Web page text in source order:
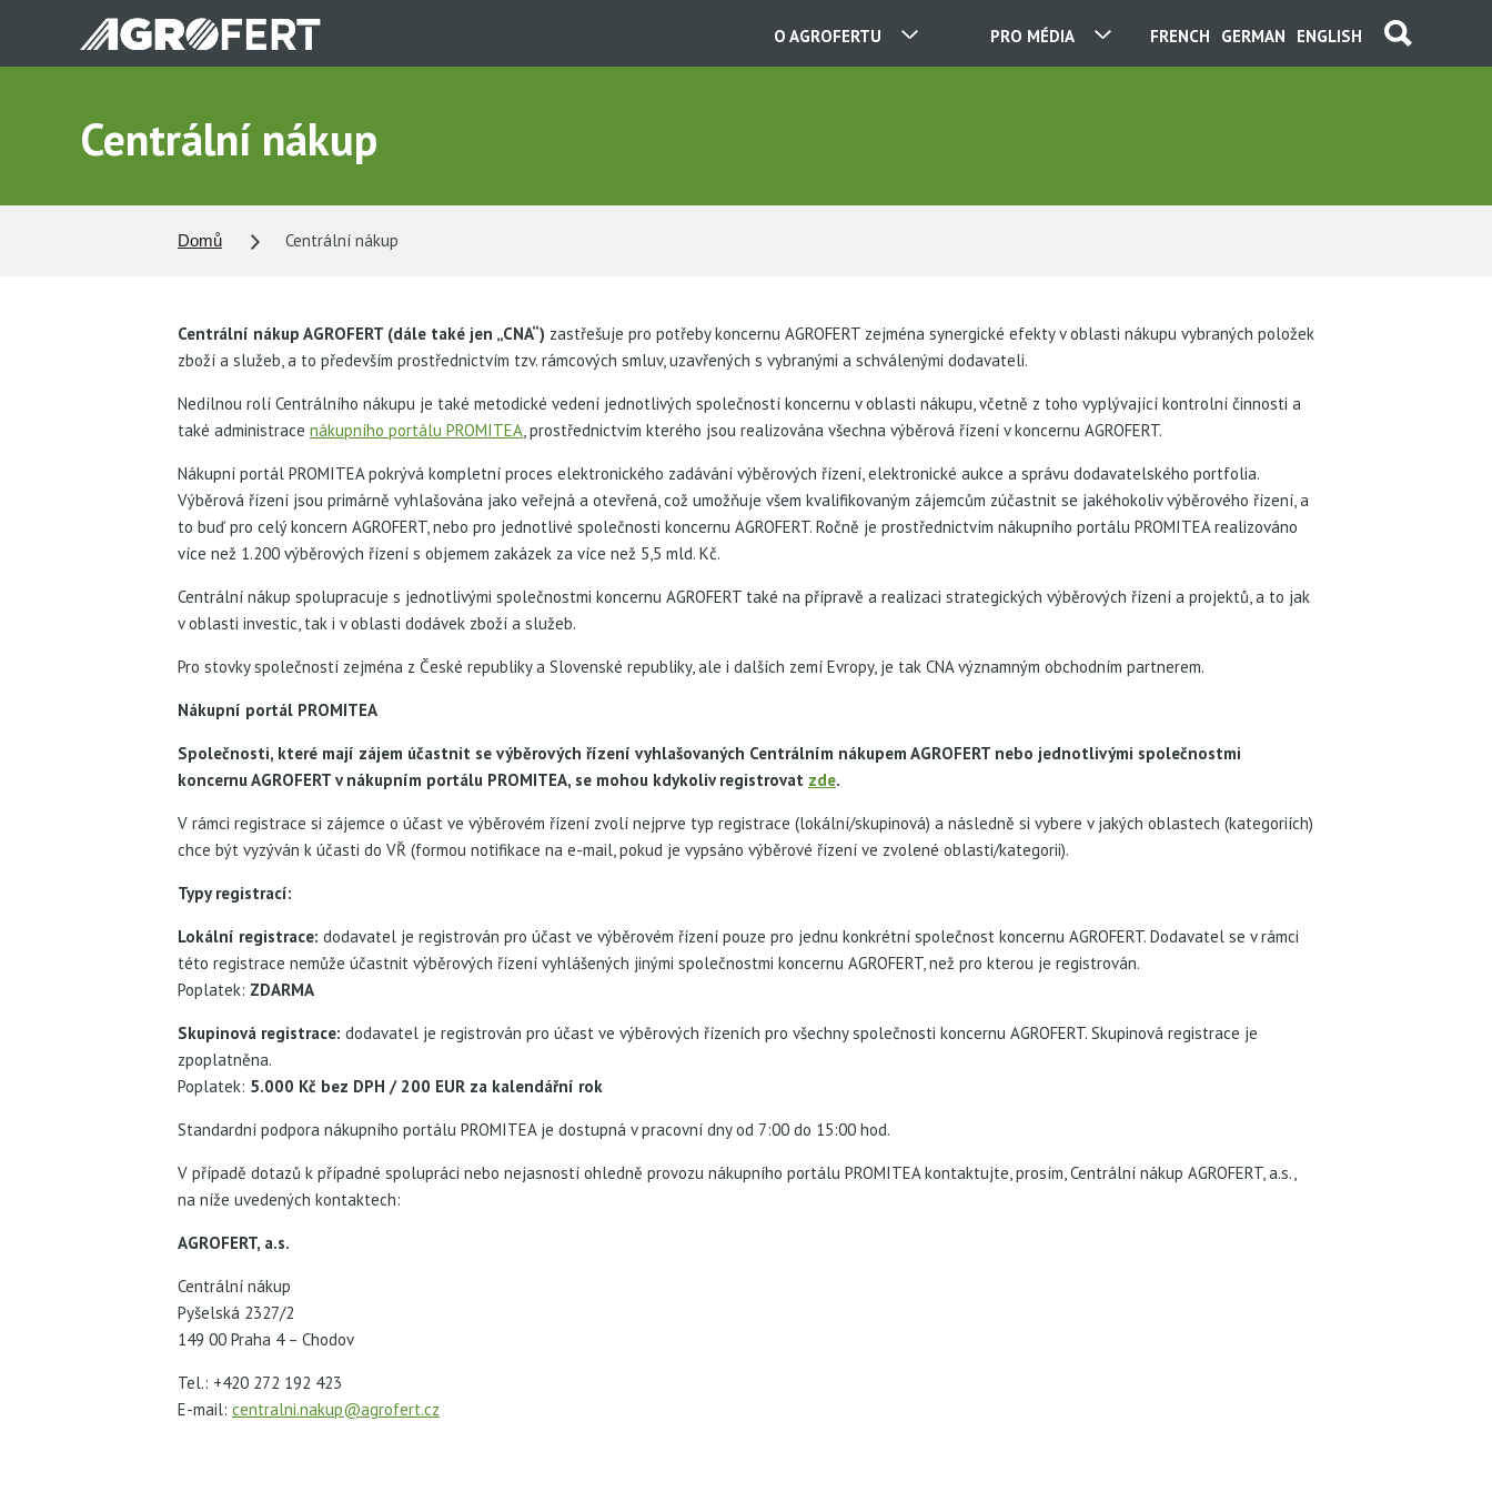
hlavnímu
ENGLISH
GERMAN
FRENCH
PRO MÉDIA
O AGROFERTU
KONTAKTY
KARIÉRA
AKTUALITY
Centrální nákup
Domů Centrální nákup
Centrální nákup AGROFERT (dále také jen „CNA“) zastřešuje pro potřeby koncernu AGROFERT zejména synergické efekty v oblasti nákupu vybraných položek
zboží a služeb, a to především prostřednictvím tzv. rámcových smluv, uzavřených s vybranými a schválenými dodavateli.
Nedílnou rolí Centrálního nákupu je také metodické vedení jednotlivých společností koncernu v oblasti nákupu, včetně z toho vyplývající kontrolní činnosti a
také administrace nákupního portálu PROMITEA, prostřednictvím kterého jsou realizována všechna výběrová řízení v koncernu AGROFERT.
Nákupní portál PROMITEA pokrývá kompletní proces elektronického zadávání výběrových řízení, elektronické aukce a správu dodavatelského portfolia.
Výběrová řízení jsou primárně vyhlašována jako veřejná a otevřená, což umožňuje všem kvalifikovaným zájemcům zúčastnit se jakéhokoliv výběrového řízení, a
to buď pro celý koncern AGROFERT, nebo pro jednotlivé společnosti koncernu AGROFERT. Ročně je prostřednictvím nákupního portálu PROMITEA realizováno
více než 1.200 výběrových řízení s objemem zakázek za více než 5,5 mld. Kč.
Centrální nákup spolupracuje s jednotlivými společnostmi koncernu AGROFERT také na přípravě a realizaci strategických výběrových řízení a projektů, a to jak
v oblasti investic, tak i v oblasti dodávek zboží a služeb.
Pro stovky společností zejména z České republiky a Slovenské republiky, ale i dalších zemí Evropy, je tak CNA významným obchodním partnerem.
Nákupní portál PROMITEA
Společnosti, které mají zájem účastnit se výběrových řízení vyhlašovaných Centrálním nákupem AGROFERT nebo jednotlivými společnostmi
koncernu AGROFERT v nákupním portálu PROMITEA, se mohou kdykoliv registrovat zde.
V rámci registrace si zájemce o účast ve výběrovém řízení zvolí nejprve typ registrace (lokální/skupinová) a následně si vybere v jakých oblastech (kategoriích)
chce být vyzýván k účasti do VŘ (formou notifikace na e-mail, pokud je vypsáno výběrové řízení ve zvolené oblasti/kategorii).
Typy registrací:
Lokální registrace: dodavatel je registrován pro účast ve výběrovém řízení pouze pro jednu konkrétní společnost koncernu AGROFERT. Dodavatel se v rámci
této registrace nemůže účastnit výběrových řízení vyhlášených jinými společnostmi koncernu AGROFERT, než pro kterou je registrován.
Poplatek: ZDARMA
Skupinová registrace: dodavatel je registrován pro účast ve výběrových řízeních pro všechny společnosti koncernu AGROFERT. Skupinová registrace je
zpoplatněna.
Poplatek: 5.000 Kč bez DPH / 200 EUR za kalendářní rok
Standardní podpora nákupního portálu PROMITEA je dostupná v pracovní dny od 7:00 do 15:00 hod.
V případě dotazů k případné spolupráci nebo nejasností ohledně provozu nákupního portálu PROMITEA kontaktujte, prosím, Centrální nákup AGROFERT, a.s.,
na níže uvedených kontaktech:
AGROFERT, a.s.
Centrální nákup
Pyšelská 2327/2
149 00 Praha 4 – Chodov
Tel.: +420 272 192 423
E-mail: centralni.nakup@agrofert.cz